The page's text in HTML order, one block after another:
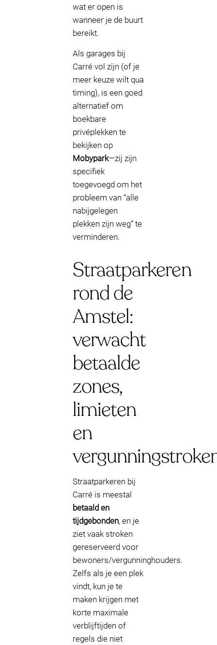
wat er open is
wanneer je de buurt
bereikt.
Als garages bij
Carré vol zijn (of je
meer keuze wilt qua
timing), is een goed
alternatief om
boekbare
privéplekken te
bekijken op
Mobypark—zij zijn
specifiek
toegevoegd om het
probleem van “alle
nabijgelegen
plekken zijn weg” te
verminderen.
Straatparkeren
rond de
Amstel:
verwacht
betaalde
zones,
limieten
en
Straatparkeren bij
Carré is meestal
betaald en
tijdgebonden, en je
ziet vaak stroken
gereserveerd voor
bewoners/vergunninghouders.
Zelfs als je een plek
vindt, kun je te
maken krijgen met
korte maximale
verblijftijden of
regels die niet